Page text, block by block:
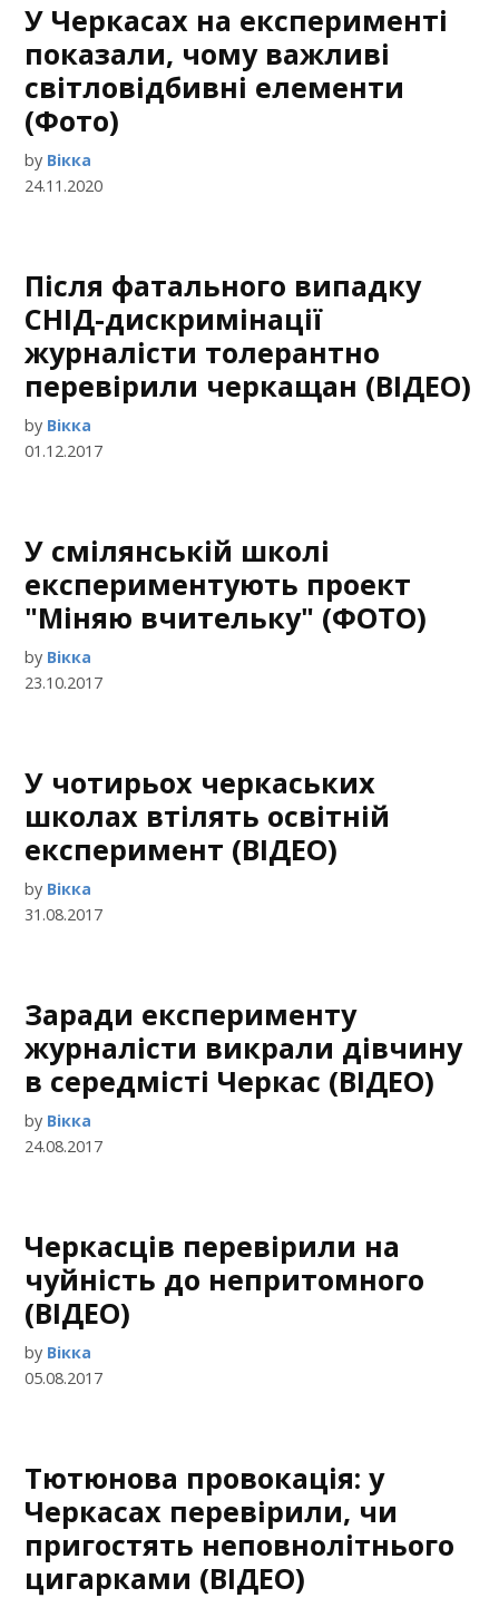
У Черкасах на експерименті
показали, чому важливі
світловідбивні елементи
(Фото)
by Вікка
24.11.2020
Після фатального випадку
СНІД-дискримінації
журналісти толерантно
перевірили черкащан (ВІДЕО)
by Вікка
01.12.2017
У смілянській школі
експериментують проект
"Міняю вчительку" (ФОТО)
by Вікка
23.10.2017
У чотирьох черкаських
школах втілять освітній
експеримент (ВІДЕО)
by Вікка
31.08.2017
Заради експерименту
журналісти викрали дівчину
в середмісті Черкас (ВІДЕО)
by Вікка
24.08.2017
Черкасців перевірили на
чуйність до непритомного
(ВІДЕО)
by Вікка
05.08.2017
Тютюнова провокація: у
Черкасах перевірили, чи
пригостять неповнолітнього
цигарками (ВІДЕО)